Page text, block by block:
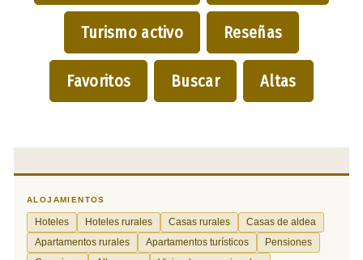
Turismo activo Reseñas
Favoritos Buscar Altas